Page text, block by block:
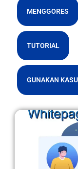
MENGGORES
TUTORIAL
GUNAKAN